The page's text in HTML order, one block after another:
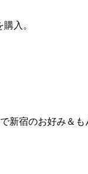
入。
新宿のお好み＆も